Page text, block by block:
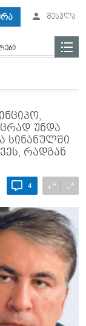
შესვლა
უნდა
სინანულში
რადგან
4 +A −A